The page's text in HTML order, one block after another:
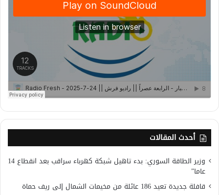
أحدث المقالات
وزير الطاقة السوري: بدء تاهيل شبكة كهرباء سراقب بعد انقطاع 14
عاما”
قافلة جديدة تعيد 186 عائلة من مخيمات الشمال إلى ريف حماة